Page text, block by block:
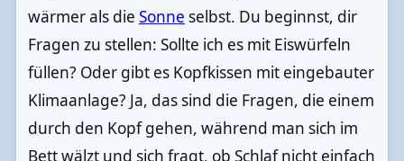
wärmer als die Sonne selbst. Du beginnst, dir
Fragen zu stellen: Sollte ich es mit Eiswürfeln
füllen? Oder gibt es Kopfkissen mit eingebauter
Klimaanlage? Ja, das sind die Fragen, die einem
durch den Kopf gehen, während man sich im
Bett wälzt und sich fragt, ob Schlaf nicht einfach